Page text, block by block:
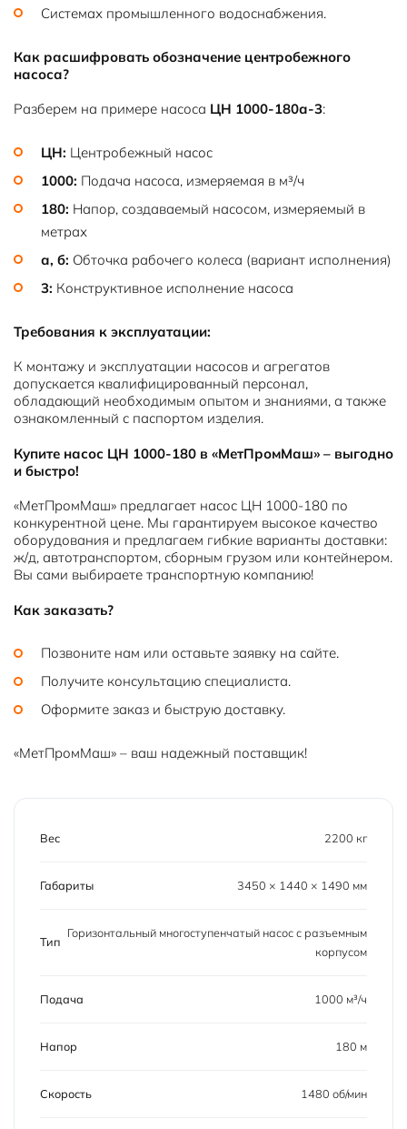
Системах промышленного водоснабжения.
Как расшифровать обозначение центробежного
насоса?
Разберем на примере насоса ЦН 1000-180а-3:
ЦН: Центробежный насос
1000: Подача насоса, измеряемая в м³/ч
180: Напор, создаваемый насосом, измеряемый в
метрах
а, б: Обточка рабочего колеса (вариант исполнения)
3: Конструктивное исполнение насоса
Требования к эксплуатации:
К монтажу и эксплуатации насосов и агрегатов
допускается квалифицированный персонал,
обладающий необходимым опытом и знаниями, а также
ознакомленный с паспортом изделия.
Купите насос ЦН 1000-180 в «МетПромМаш» – выгодно
и быстро!
«МетПромМаш» предлагает насос ЦН 1000-180 по
конкурентной цене. Мы гарантируем высокое качество
оборудования и предлагаем гибкие варианты доставки:
ж/д, автотранспортом, сборным грузом или контейнером.
Вы сами выбираете транспортную компанию!
Как заказать?
Позвоните нам или оставьте заявку на сайте.
Получите консультацию специалиста.
Оформите заказ и быструю доставку.
«МетПромМаш» – ваш надежный поставщик!
Вес 2200 кг
Габариты 3450 × 1440 × 1490 мм
Тип
Горизонтальный многоступенчатый насос с разъемным
корпусом
Подача 1000 м³/ч
Напор 180 м
Скорость 1480 об/мин